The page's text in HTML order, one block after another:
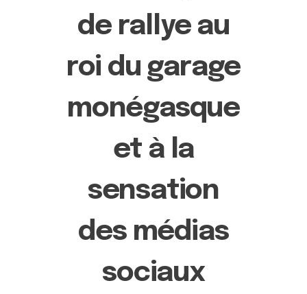
de rallye au
roi du garage
monégasque
et à la
sensation
des médias
sociaux